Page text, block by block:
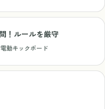
！ルールを厳守
電動キックボード